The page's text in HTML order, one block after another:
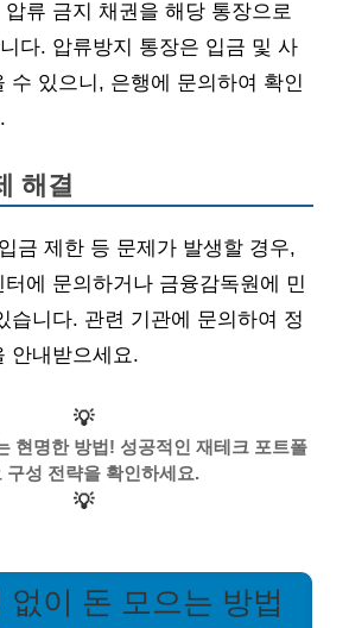
류 금지 채권을 해당 통장으로
다. 압류방지 통장은 입금 및 사
수 있으니, 은행에 문의하여 확인
해결
금 제한 등 문제가 발생할 경우,
에 문의하거나 금융감독원에 민
습니다. 관련 기관에 문의하여 정
안내받으세요.
💡
현명한 방법! 성공적인 재테크 포트폴
구성 전략을 확인하세요.
💡
없이 돈 모으는 방법